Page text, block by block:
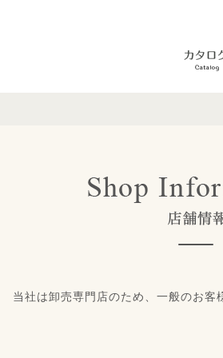
当社は卸売専門店のため、一般のお客